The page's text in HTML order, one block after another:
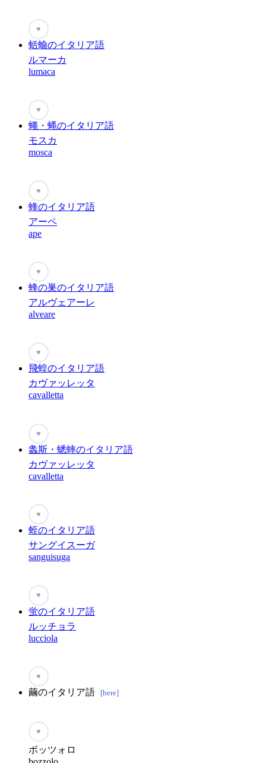
♥
蛞蝓のイタリア語
ルマーカ
lumaca
♥
蠅・蝿のイタリア語
モスカ
mosca
♥
蜂のイタリア語
アーペ
ape
♥
蜂の巣のイタリア語
アルヴェアーレ
alveare
♥
飛蝗のイタリア語
カヴァッレッタ
cavalletta
♥
螽斯・蟋蟀のイタリア語
カヴァッレッタ
cavalletta
♥
蛭のイタリア語
サングイスーガ
sanguisuga
♥
蛍のイタリア語
ルッチョラ
lucciola
♥
繭のイタリア語 [here]
♥
ボッツォロ